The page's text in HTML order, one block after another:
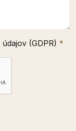
(GDPR) *